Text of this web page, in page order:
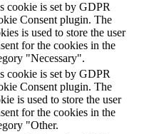
cookie is set by GDPR
Consent plugin. The
is used to store the user
for the cookies in the
"Necessary".
cookie is set by GDPR
Consent plugin. The
is used to store the user
for the cookies in the
"Other.